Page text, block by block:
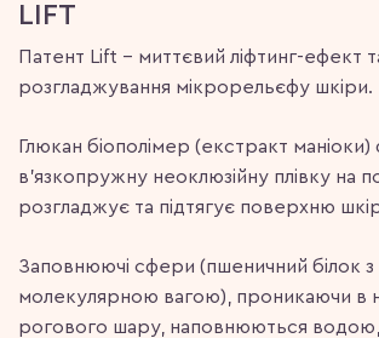
LIFT
Патент Lift – миттєвий ліфтинг-ефект
розгладжування мікрорельєфу шкіри.
Глюкан біополімер (екстракт
в’язкопружну неоклюзійну плівку на
розгладжує та підтягує поверхню
Заповнюючі сфери (пшеничний білок
молекулярною вагою), проникаючи в
рогового шару, наповнюються водою,